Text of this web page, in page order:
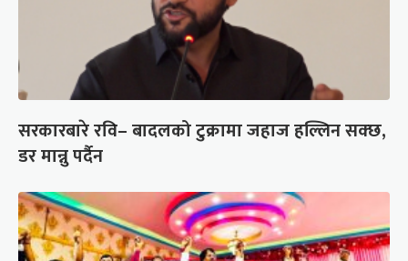
सरकारबारे रवि– बादलको टुक्रामा जहाज हल्लिन सक्छ,
डर मान्नु पर्दैन